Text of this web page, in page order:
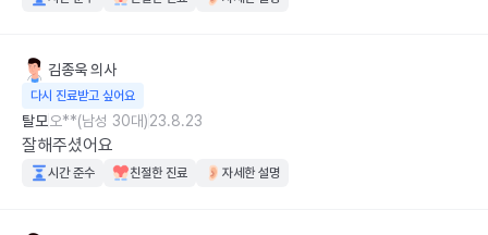
김종욱의사
다시 진료받고 싶어요
탈모 오**(남성 30대)23.8.23
잘해주셨어요
시간 준수 친절한 진료 자세한 설명